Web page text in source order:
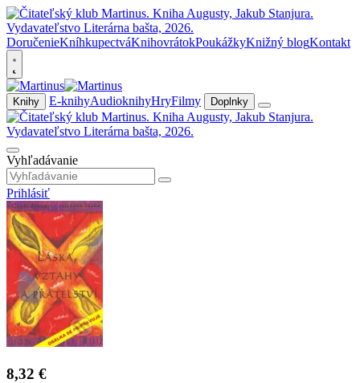
DoručenieKníhkupectváKnihovrátokPoukážkyKnižný blogKontakt
Knihy E-knihyAudioknihyHryFilmy Doplnky
Vyhľadávanie
Prihlásiť
8,32 €